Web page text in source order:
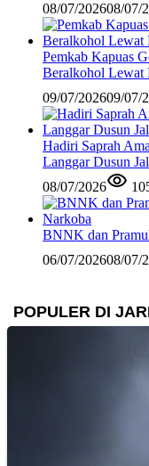
08/07/202608/07/
Pemkab Kapuas
Beralkohol Lewat
09/07/202609/07/
Hadiri Saprah
Langgar Dusun
08/07/2026
BNNK dan
06/07/202608/07/